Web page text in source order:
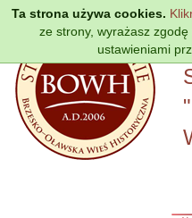
Ta strona używa cookies.
ze strony, wyrażasz
ustawieniami
Przejdź